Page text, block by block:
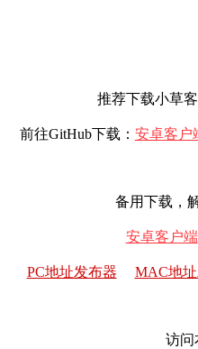
推荐下载小草
前往GitHub下载： 安卓客户
备用下载，
安卓客户端
PC地址发布器 MAC地
访问